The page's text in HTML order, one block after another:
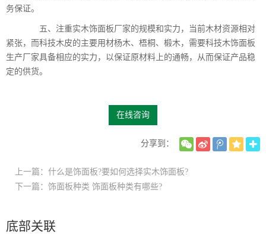
务保证。
五、注重实木饰面板厂家的规模和实力，当前木材资源相对
紧张，而科技木皮的主要用材杨木、梧桐、椴木，需要科技木饰面板
生产厂家具备相应的实力，以保证原材料上的通畅，从而保证产品稳
定的供货。
在线咨询
分享到：
上一篇：什么是饰面板?要如何选择实木饰面板?
下一篇：饰面板种类 饰面板种类有哪些?
底部关联